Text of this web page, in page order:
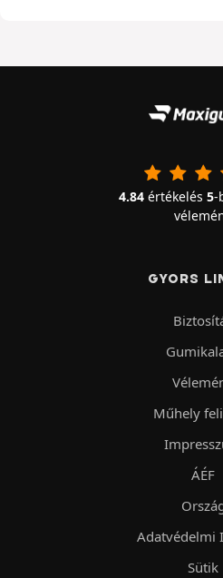
4.84értékelés 5-
GYORS
Műhely
ÁÉF
Adatvédelmi
Sütik